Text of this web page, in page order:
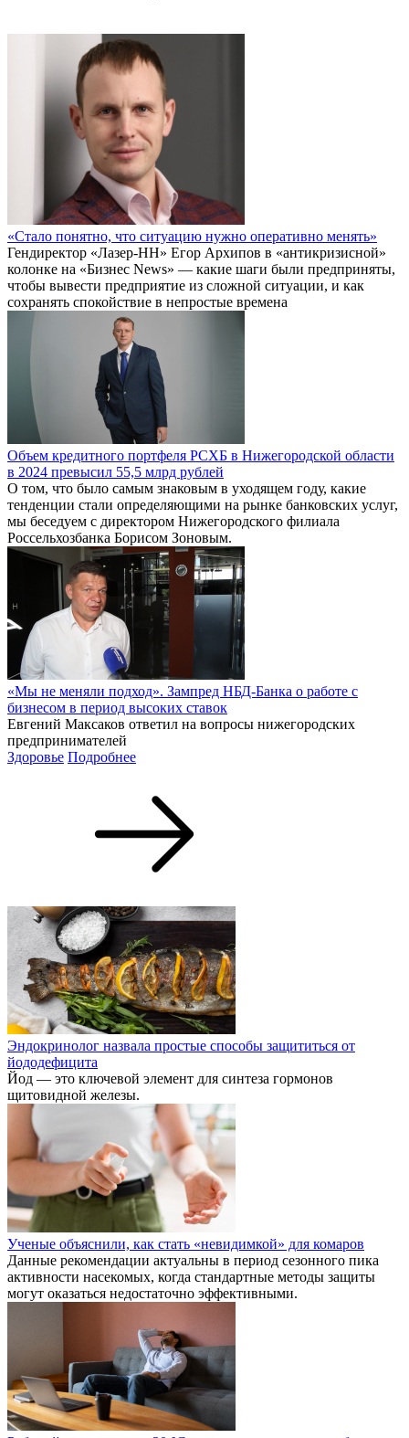
«Стало понятно, что ситуацию нужно оперативно менять»
Гендиректор «Лазер-НН» Егор Архипов в «антикризисной»
колонке на «Бизнес News» — какие шаги были предприняты,
чтобы вывести предприятие из сложной ситуации, и как
сохранять спокойствие в непростые времена
Объем кредитного портфеля РСХБ в Нижегородской области
в 2024 превысил 55,5 млрд рублей
О том, что было самым знаковым в уходящем году, какие
тенденции стали определяющими на рынке банковских услуг,
мы беседуем с директором Нижегородского филиала
Россельхозбанка Борисом Зоновым.
«Мы не меняли подход». Зампред НБД-Банка о работе с
бизнесом в период высоких ставок
Евгений Максаков ответил на вопросы нижегородских
предпринимателей
Здоровье Подробнее
Эндокринолог назвала простые способы защититься от
йододефицита
Йод — это ключевой элемент для синтеза гормонов
щитовидной железы.
Ученые объяснили, как стать «невидимкой» для комаров
Данные рекомендации актуальны в период сезонного пика
активности насекомых, когда стандартные методы защиты
могут оказаться недостаточно эффективными.